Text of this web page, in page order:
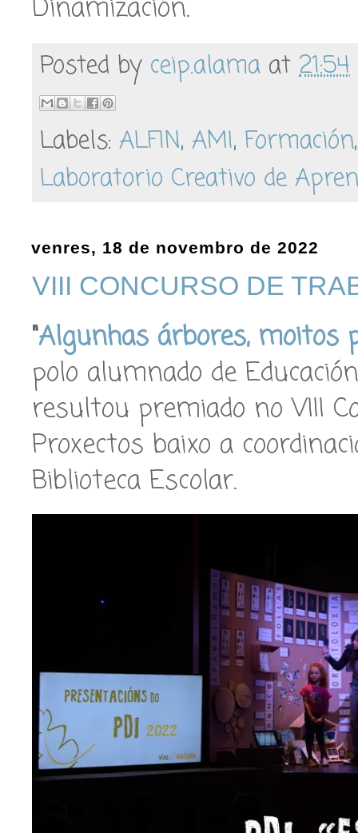
Dinamización.
Posted by ceip.alama at 21:54
Labels: ALFIN, AMI, Formación
Laboratorio Creativo de
venres, 18 de novembro de 2022
VIII CONCURSO DE
"Algunhas árbores, moitos
polo alumnado de
resultou premiado no VIII
Proxectos baixo a
Biblioteca Escolar.